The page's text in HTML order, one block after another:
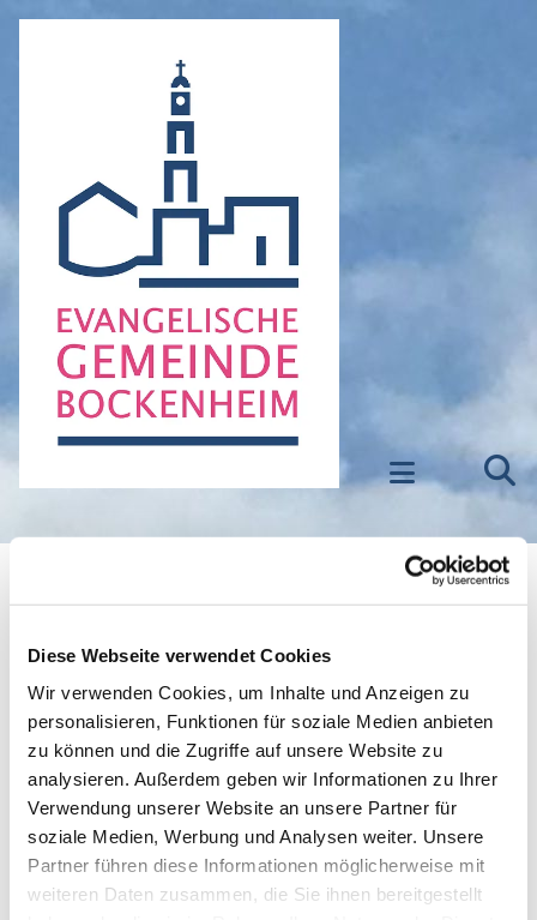
Diese Webseite verwendet Cookies
Wir verwenden Cookies, um Inhalte und Anzeigen zu
personalisieren, Funktionen für soziale Medien anbieten
zu können und die Zugriffe auf unsere Website zu
analysieren. Außerdem geben wir Informationen zu Ihrer
Verwendung unserer Website an unsere Partner für
soziale Medien, Werbung und Analysen weiter. Unsere
Partner führen diese Informationen möglicherweise mit
weiteren Daten zusammen, die Sie ihnen bereitgestellt
© Photo by Paul Gilmore on Unsplash